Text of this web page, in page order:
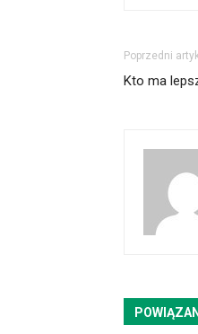
Poprzedni
Kto ma